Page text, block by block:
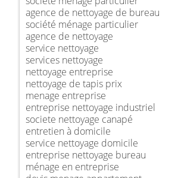
agence de nettoyage de bureau
société ménage particulier
agence de nettoyage
service nettoyage
services nettoyage
nettoyage entreprise
nettoyage de tapis prix
menage entreprise
entreprise nettoyage industriel
societe nettoyage canapé
entretien à domicile
service nettoyage domicile
entreprise nettoyage bureau
ménage en entreprise